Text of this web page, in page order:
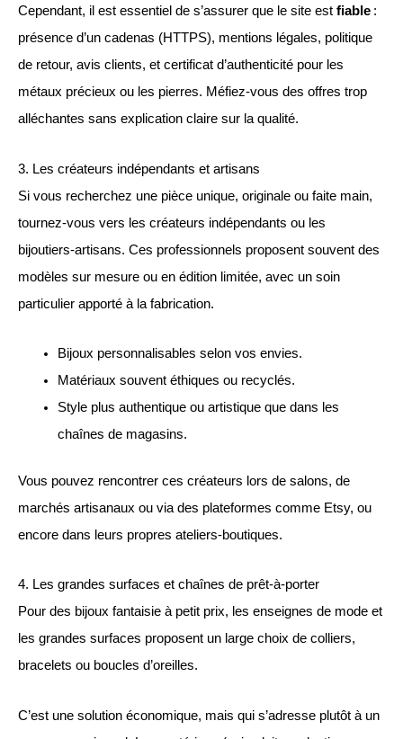
Cependant, il est essentiel de s’assurer que le site est fiable :
présence d’un cadenas (HTTPS), mentions légales, politique
de retour, avis clients, et certificat d’authenticité pour les
métaux précieux ou les pierres. Méfiez-vous des offres trop
alléchantes sans explication claire sur la qualité.
3. Les créateurs indépendants et artisans
Si vous recherchez une pièce unique, originale ou faite main,
tournez-vous vers les créateurs indépendants ou les
bijoutiers-artisans. Ces professionnels proposent souvent des
modèles sur mesure ou en édition limitée, avec un soin
particulier apporté à la fabrication.
Bijoux personnalisables selon vos envies.
Matériaux souvent éthiques ou recyclés.
Style plus authentique ou artistique que dans les
chaînes de magasins.
Vous pouvez rencontrer ces créateurs lors de salons, de
marchés artisanaux ou via des plateformes comme Etsy, ou
encore dans leurs propres ateliers-boutiques.
4. Les grandes surfaces et chaînes de prêt-à-porter
Pour des bijoux fantaisie à petit prix, les enseignes de mode et
les grandes surfaces proposent un large choix de colliers,
bracelets ou boucles d’oreilles.
C’est une solution économique, mais qui s’adresse plutôt à un